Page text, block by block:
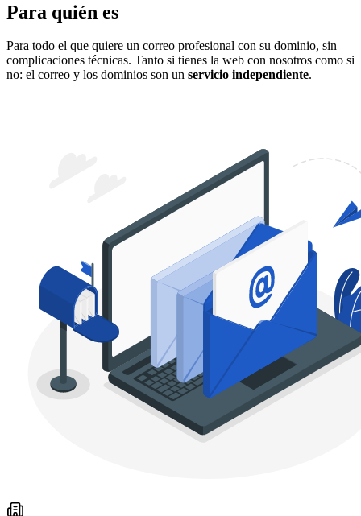
Para quién es
Para todo el que quiere un correo profesional con su dominio, sin
complicaciones técnicas. Tanto si tienes la web con nosotros como si
no: el correo y los dominios son un servicio independiente.